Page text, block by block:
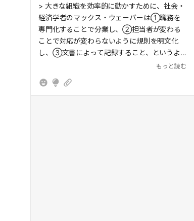
トラーの『マーケティング・マネジメント』
(2000年)は、チャネルの段階数をゼロ段階か
ら3段階に分けて説明した。製造業者が直接顧
客に届けるのがゼロ段階チャネル、間に小売業
者が挟まるのが1段階チャネル、製造業者→卸
売業者→小売業者→顧客が2段階チャネル、卸
階チャネルだ。
ば、不良在庫を抱えることになり、大損害につ
ながりかねない。
> 最も苦手とする仕事仲間(least preferred
coworker; LPC
もっと読む
> 大きな組織を効率的に動かすために、社会・
経済学者のマックス・ウェーバーは①職務を
専門化することで分業し、②担当者が変わる
ことで対応が変わらないように規則を明文化
し、③文書によって記録すること、というよ
うな特徴を挙げた。これが官僚制の組織だ。
> 普遍的に優れているリーダーシップの特性や
もっと読む